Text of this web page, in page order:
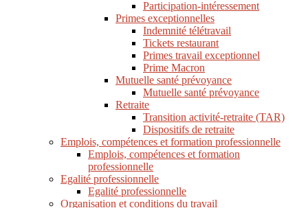
Participation-intéressement
Primes exceptionnelles
Indemnité télétravail
Tickets restaurant
Primes travail exceptionnel
Prime Macron
Mutuelle santé prévoyance
Mutuelle santé prévoyance
Retraite
Transition activité-retraite (TAR)
Dispositifs de retraite
Emplois, compétences et formation professionnelle
Emplois, compétences et formation
professionnelle
Egalité professionnelle
Egalité professionnelle
Organisation et conditions du travail